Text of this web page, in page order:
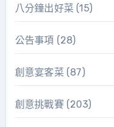
八分鐘出好菜 (15)
公告事項 (28)
創意宴客菜 (87)
創意挑戰賽(203)